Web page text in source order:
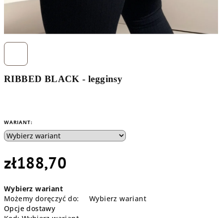
RIBBED BLACK - legginsy
WARIANT:
zł188,70
jednostkowa:
Wybierz wariant
Możemy doręczyć do:
Wybierz wariant
Opcje dostawy